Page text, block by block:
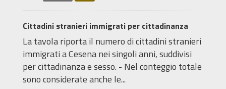
Cittadini stranieri immigrati per cittadinanza
La tavola riporta il numero di cittadini stranieri
immigrati a Cesena nei singoli anni, suddivisi
per cittadinanza e sesso. - Nel conteggio totale
sono considerate anche le...